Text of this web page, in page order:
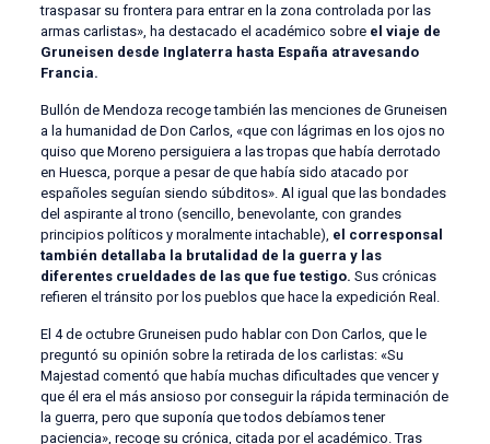
traspasar su frontera para entrar en la zona controlada por las
armas carlistas», ha destacado el académico sobre el viaje de
Gruneisen desde Inglaterra hasta España atravesando
Francia.
Bullón de Mendoza recoge también las menciones de Gruneisen
a la humanidad de Don Carlos, «que con lágrimas en los ojos no
quiso que Moreno persiguiera a las tropas que había derrotado
en Huesca, porque a pesar de que había sido atacado por
españoles seguían siendo súbditos». Al igual que las bondades
del aspirante al trono (sencillo, benevolante, con grandes
principios políticos y moralmente intachable), el corresponsal
también detallaba la brutalidad de la guerra y las
diferentes crueldades de las que fue testigo. Sus crónicas
refieren el tránsito por los pueblos que hace la expedición Real.
El 4 de octubre Gruneisen pudo hablar con Don Carlos, que le
preguntó su opinión sobre la retirada de los carlistas: «Su
Majestad comentó que había muchas dificultades que vencer y
que él era el más ansioso por conseguir la rápida terminación de
la guerra, pero que suponía que todos debíamos tener
paciencia», recoge su crónica, citada por el académico. Tras